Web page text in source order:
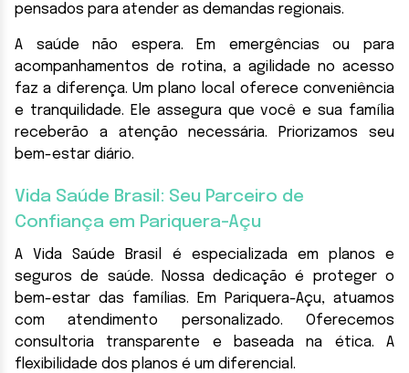
pensados para atender as demandas regionais.
A saúde não espera. Em emergências ou para
acompanhamentos de rotina, a agilidade no acesso
faz a diferença. Um plano local oferece conveniência
e tranquilidade. Ele assegura que você e sua família
receberão a atenção necessária. Priorizamos seu
bem-estar diário.
Vida Saúde Brasil: Seu Parceiro de
Confiança em Pariquera-Açu
A Vida Saúde Brasil é especializada em planos e
seguros de saúde. Nossa dedicação é proteger o
bem-estar das famílias. Em Pariquera-Açu, atuamos
com atendimento personalizado. Oferecemos
consultoria transparente e baseada na ética. A
flexibilidade dos planos é um diferencial.